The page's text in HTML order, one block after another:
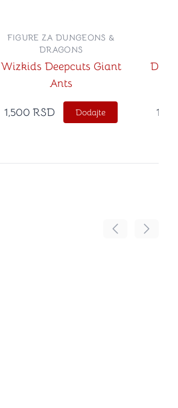
Wizkids Deepcuts Giant
Ants
FIGURE ZA DUNGEONS &
DRAGONS
1,500 RSD Dodajte
D&D
Pomeranje